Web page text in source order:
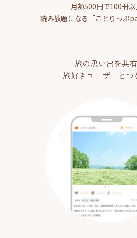
月額500円で100冊
読み放題になる「ことりっぷ
旅の思い出を共有
旅好きユーザーとつ